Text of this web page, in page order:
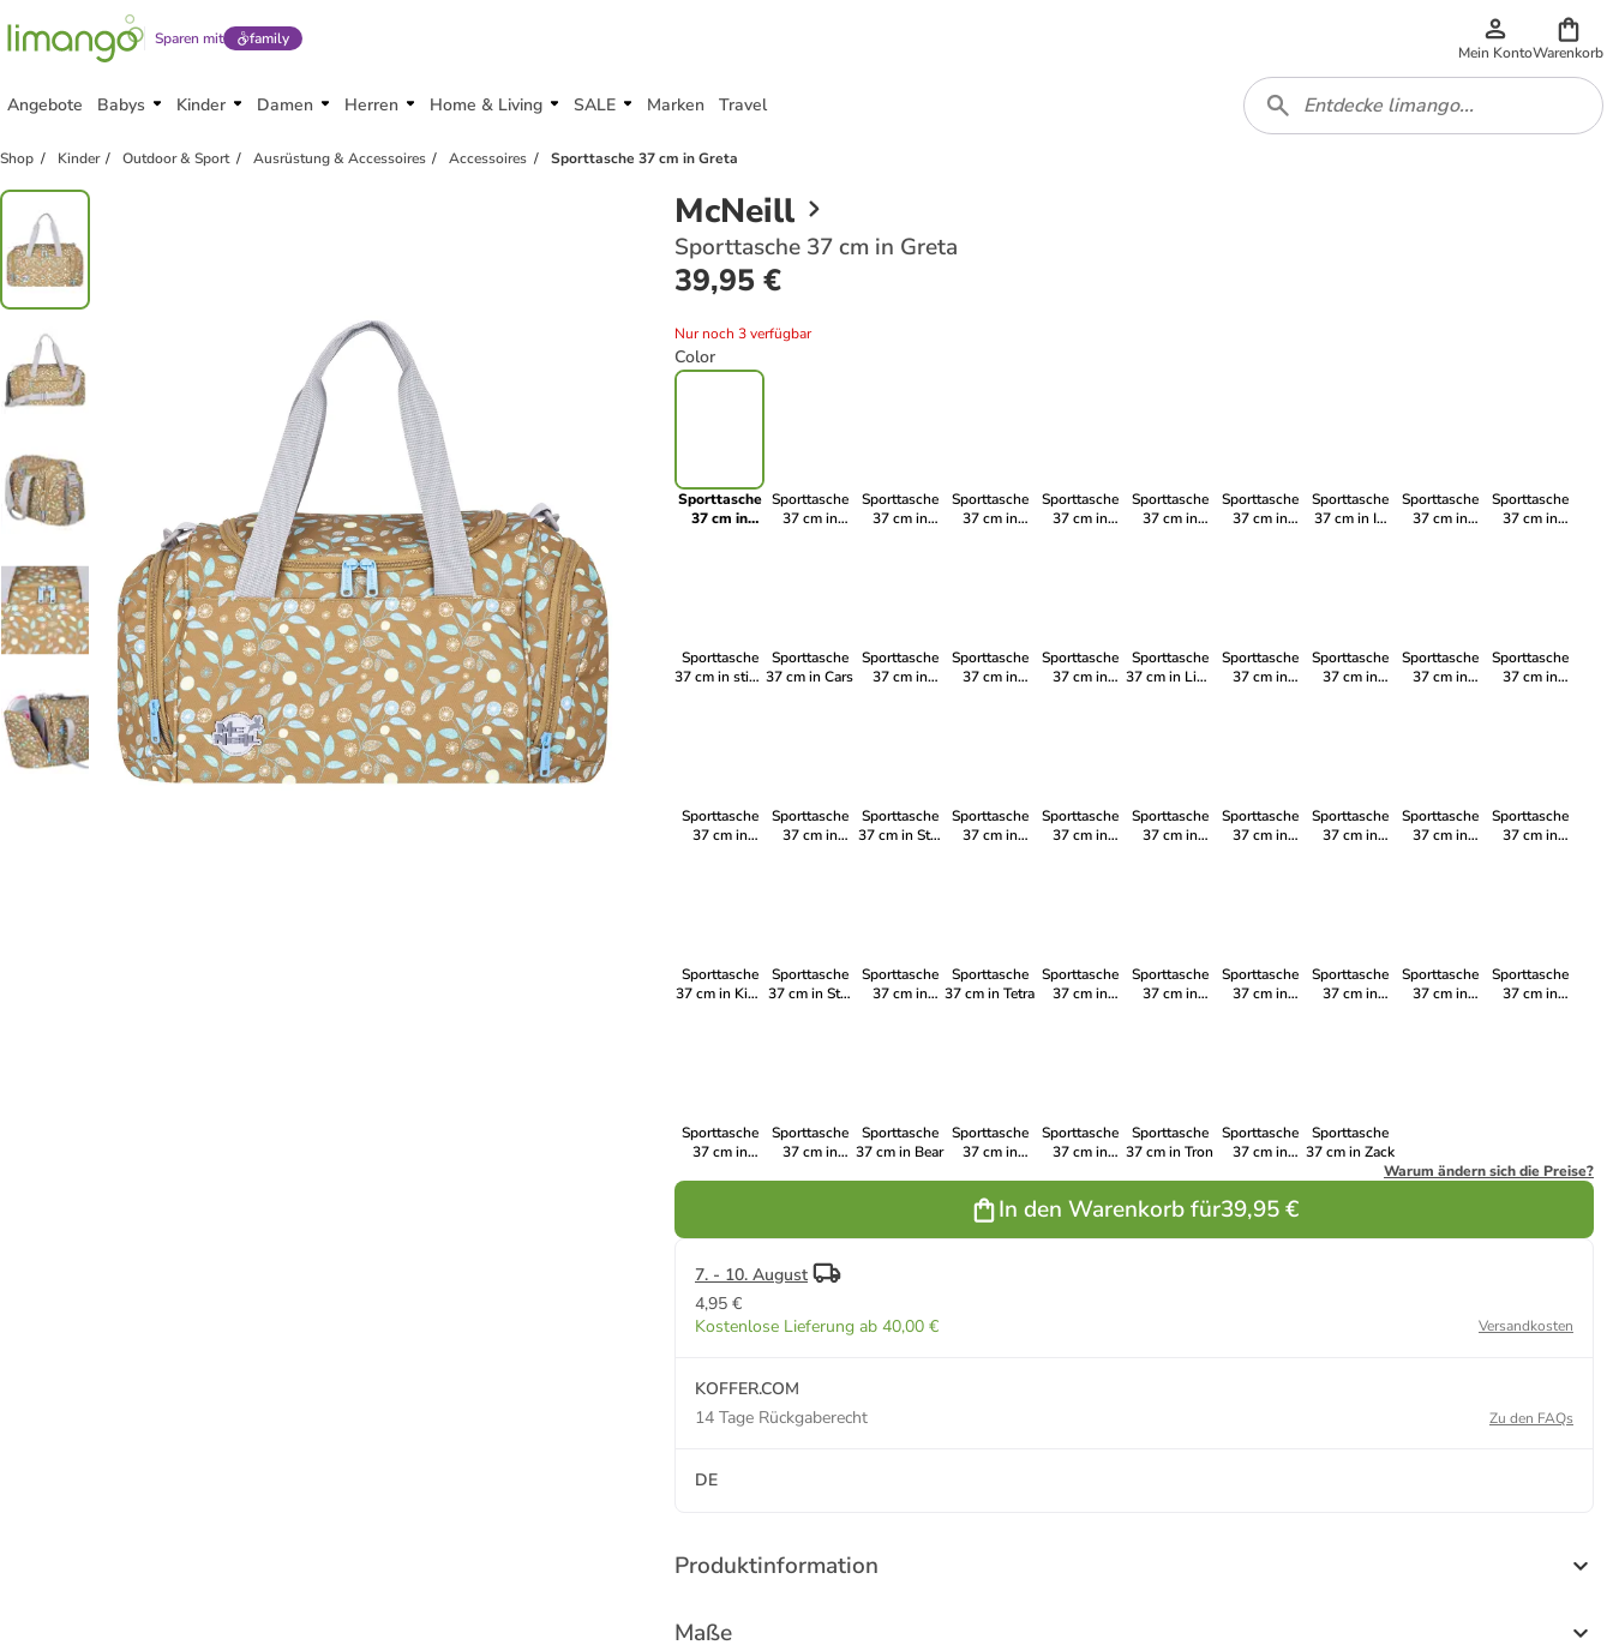
Sparen mit family
Mein KontoWarenkorb
Angebote Babys Kinder Damen Herren Home & Living SALE Marken Travel
Shop Kinder Outdoor & Sport Ausrüstung & Accessoires Accessoires Sporttasche 37 cm in Greta
McNeill
Sporttasche 37 cm in Greta
39,95 €
Nur noch 3 verfügbar
Color
Sporttasche
37 cm in
Sporttasche
37 cm in
Sporttasche
37 cm in
Sporttasche
37 cm in
Sporttasche
37 cm in
Sporttasche
37 cm in
Sporttasche
37 cm in
Sporttasche
37 cm in In
Sporttasche
37 cm in
Sporttasche
37 cm in
Sporttasche
37 cm in stich
Sporttasche
37 cm in Cars
Sporttasche
37 cm in
Sporttasche
37 cm in
Sporttasche
37 cm in
Sporttasche
37 cm in Lion
Sporttasche
37 cm in
Sporttasche
37 cm in
Sporttasche
37 cm in
Sporttasche
37 cm in
Sporttasche
37 cm in
Sporttasche
37 cm in
Sporttasche
37 cm in Star
Sporttasche
37 cm in
Sporttasche
37 cm in
Sporttasche
37 cm in
Sporttasche
37 cm in
Sporttasche
37 cm in
Sporttasche
37 cm in
Sporttasche
37 cm in
Sporttasche
37 cm in Kids
Sporttasche
37 cm in Star
Sporttasche
37 cm in
Sporttasche
37 cm in Tetra
Sporttasche
37 cm in
Sporttasche
37 cm in
Sporttasche
37 cm in
Sporttasche
37 cm in
Sporttasche
37 cm in
Sporttasche
37 cm in
Sporttasche
37 cm in
Sporttasche
37 cm in
Sporttasche
37 cm in Bear
Sporttasche
37 cm in
Sporttasche
37 cm in
Sporttasche
37 cm in Tron
Sporttasche
37 cm in
Sporttasche
37 cm in Zack
Warum ändern sich die Preise?
In den Warenkorb für39,95 €
7. - 10. August
4,95 €
Kostenlose Lieferung ab 40,00 €
Versandkosten
KOFFER.COM
14 Tage Rückgaberecht
Zu den FAQs
DE
Produktinformation
Maße